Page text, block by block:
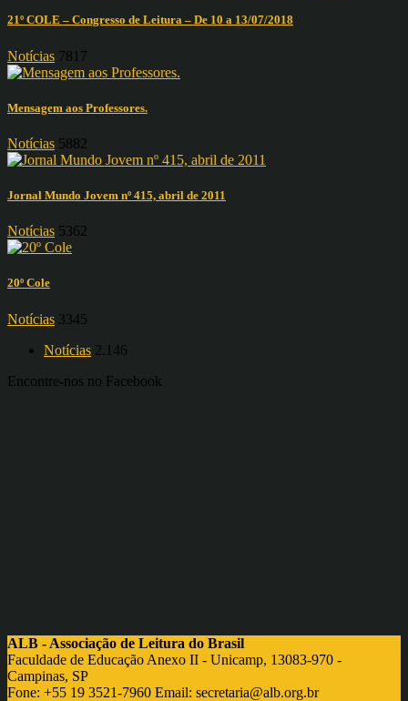
21º COLE – Congresso de Leitura – De 10 a 13/07/2018
Notícias 7817
Mensagem aos Professores.
Notícias 5882
Jornal Mundo Jovem nº 415, abril de 2011
Notícias 5362
20º Cole
Notícias 3345
Notícias 2.146
Encontre-nos no Facebook
ALB - Associação de Leitura do Brasil
Faculdade de Educação Anexo II - Unicamp, 13083-970 -
Campinas, SP
Fone: +55 19 3521-7960 Email: secretaria@alb.org.br